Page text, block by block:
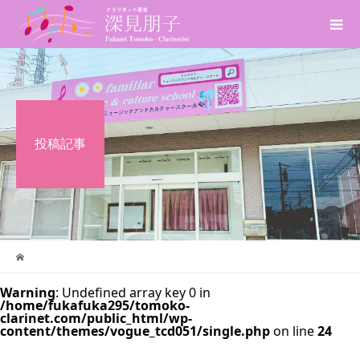
投稿記事
Warning: Undefined array key 0 in
/home/fukafuka295/tomoko-
clarinet.com/public_html/wp-
content/themes/vogue_tcd051/single.phpon line24